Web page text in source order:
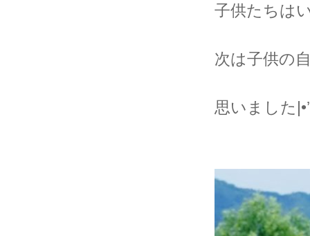
子供たちは
次は子供の